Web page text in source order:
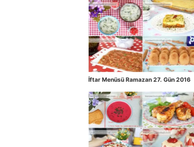
İftar Menüsü Ramazan 27. Gün 2016